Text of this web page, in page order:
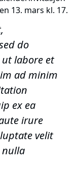
13. mars kl. 17.
do
labore et
ad minim
ex ea
irure
velit
nulla